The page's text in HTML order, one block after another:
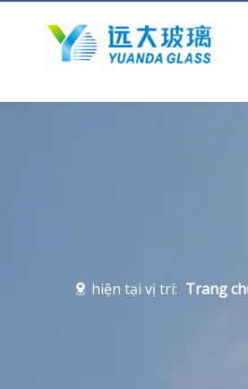
hiện tại vị trí: Trang